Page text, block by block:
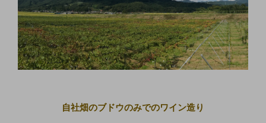
自社畑のブドウのみでのワイン造り